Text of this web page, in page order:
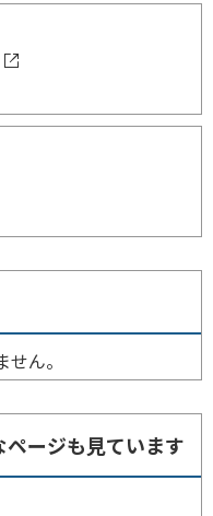
ん。
ージも見ています